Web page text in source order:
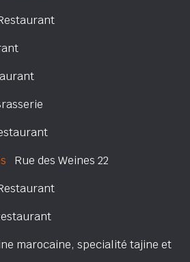
Rue des Weines 22
marocaine, specialité tajine et